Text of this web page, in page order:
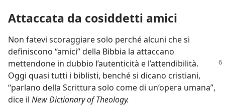
Attaccata da cosiddetti amici
Non fatevi scoraggiare solo perché alcuni che si
definiscono “amici” della Bibbia la attaccano
mettendone in dubbio l’autenticità e l’attendibilità.
Oggi quasi tutti i biblisti, benché si dicano cristiani,
“parlano della Scrittura solo come di un’opera umana”,
dice il New Dictionary of Theology.